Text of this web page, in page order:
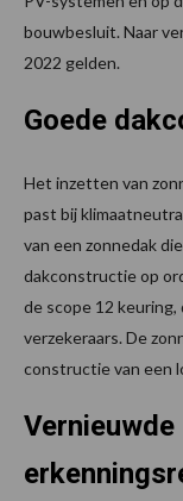
bouwbesluit. Naar
2022 gelden.
Goede
Het inzetten van
past bij
van een zonnedak
dakconstructie op
de scope 12
verzekeraars. De
constructie van een